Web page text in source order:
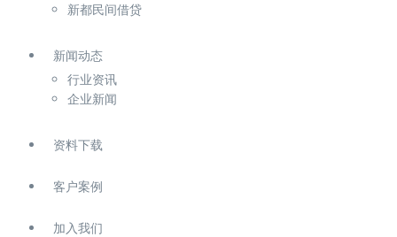
新都民间借贷
新闻动态
行业资讯
企业新闻
资料下载
客户案例
加入我们